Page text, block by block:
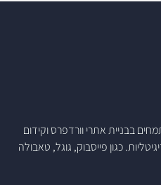
בבניית אתרי וורדפרס וקידום
כגון פייסבוק, גוגל, טאבולה